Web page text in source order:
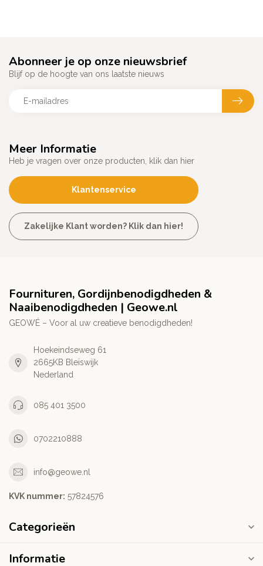
Meer Informatie
Heb je vragen over onze producten, klik dan hier
Klantenservice
Zakelijke Klant worden? Klik dan hier!
Abonneer je op onze nieuwsbrief
Blijf op de hoogte van ons laatste nieuws
Fournituren, Gordijnbenodigdheden &
Naaibenodigdheden | Geowe.nl
GEOWÉ – Voor al uw creatieve benodigdheden!
Hoekeindseweg 61
2665KB Bleiswijk
Nederland
085 401 3500
0702210888
info@geowe.nl
KVK nummer: ‭57824576‬
Categorieën
Informatie